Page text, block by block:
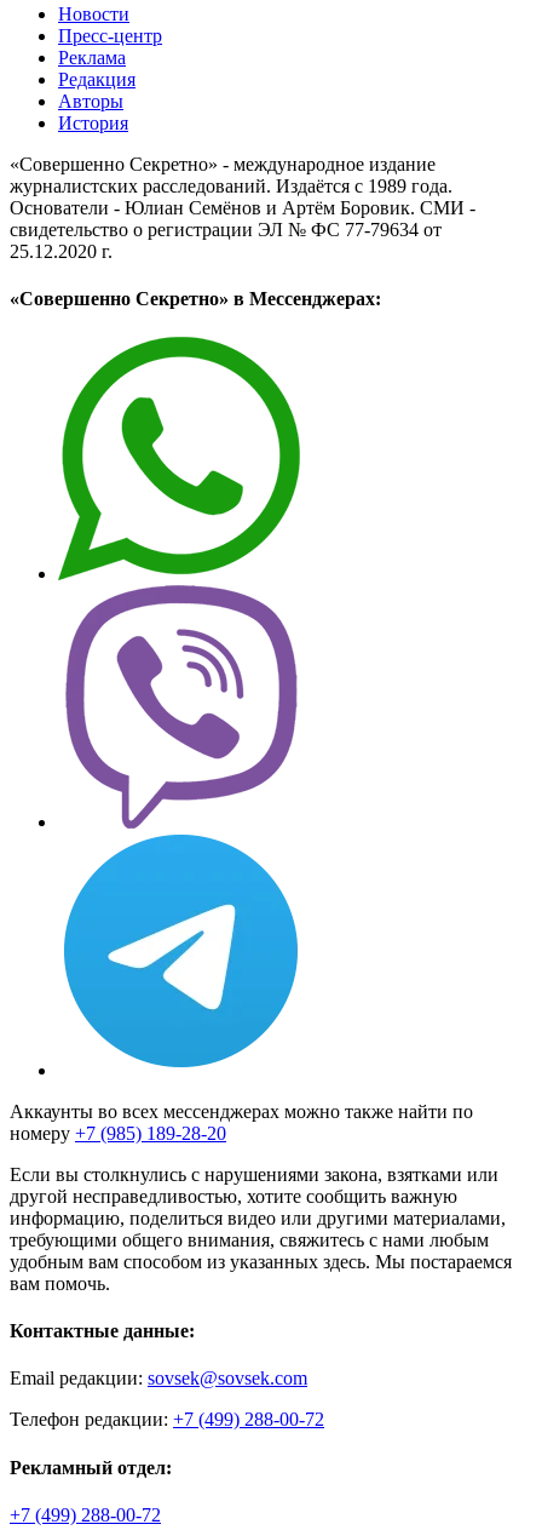
Новости
Пресс-центр
Реклама
Редакция
Авторы
История
«Совершенно Секретно» - международное издание
журналистских расследований. Издаётся с 1989 года.
Основатели - Юлиан Семёнов и Артём Боровик. CМИ -
свидетельство о регистрации ЭЛ № ФС 77-79634 от
25.12.2020 г.
«Совершенно Секретно» в Мессенджерах:
Аккаунты во всех мессенджерах можно также найти по
номеру +7 (985) 189-28-20
Если вы столкнулись с нарушениями закона, взятками или
другой несправедливостью, хотите сообщить важную
информацию, поделиться видео или другими материалами,
требующими общего внимания, свяжитесь с нами любым
удобным вам способом из указанных здесь. Мы постараемся
вам помочь.
Контактные данные:
Email редакции: sovsek@sovsek.com
Телефон редакции: +7 (499) 288-00-72
Рекламный отдел:
+7 (499) 288-00-72